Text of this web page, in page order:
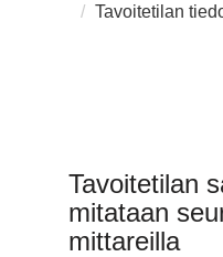
Tavoitetilan
Tavoitetilan
mitataan
mittareilla